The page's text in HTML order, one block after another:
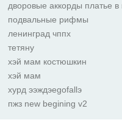
дворовые аккорды платье в
подвальные рифмы
ленинград чппх
тетяну
хэй мам костюшкин
хэй мам
хурд ээждэegofallэ
пжз new begining v2